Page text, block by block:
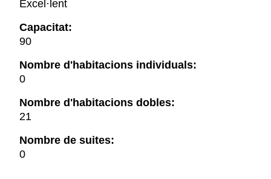
Excel·lent
Capacitat:
90
Nombre d'habitacions individuals:
0
Nombre d'habitacions dobles:
21
Nombre de suites:
0